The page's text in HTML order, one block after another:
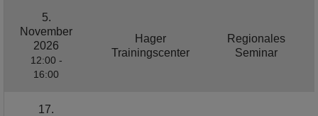
5.
November
2026
12:00 -
16:00
Hager
Trainingscenter
Regionales
Seminar
17.